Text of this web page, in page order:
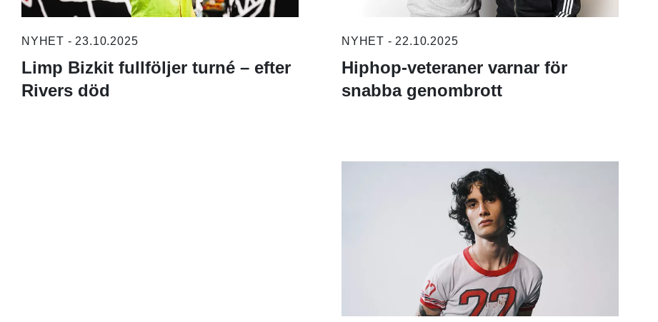
NYHET - 23.10.2025
Limp Bizkit fullföljer turné – efter
Rivers död
NYHET - 22.10.2025
Hiphop-veteraner varnar för
snabba genombrott